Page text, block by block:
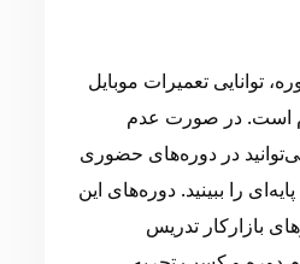
توانایی تعمیرات موبایل
است. در صورت عدم
در دوره‌های حضوری
را ببینید. دوره‌های این
بازارکار تدریس